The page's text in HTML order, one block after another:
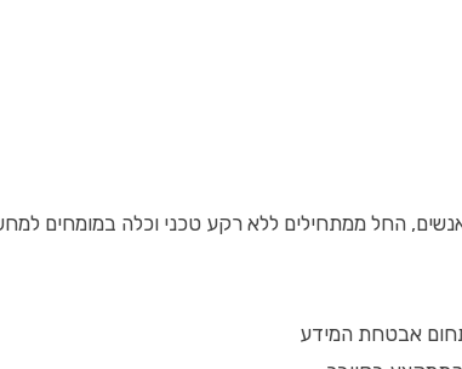
החל ממתחילים ללא רקע טכני וכלה במומחים
אבטחת המידע